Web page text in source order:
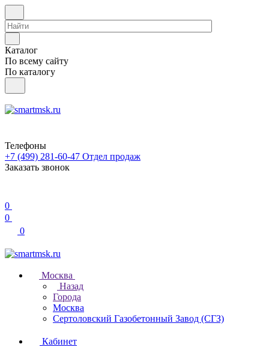
Каталог
По всему сайту
По каталогу
Телефоны
+7 (499) 281-60-47 Отдел продаж
Заказать звонок
0
0
0
Москва
Назад
Города
Москва
Сертоловский Газобетонный Завод (СГЗ)
Кабинет